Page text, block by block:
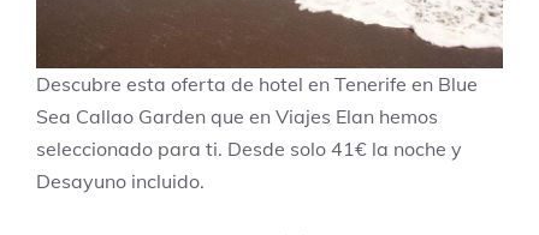
Descubre esta oferta de hotel en Tenerife en Blue
Sea Callao Garden que en Viajes Elan hemos
seleccionado para ti. Desde solo 41€ la noche y
Desayuno incluido.